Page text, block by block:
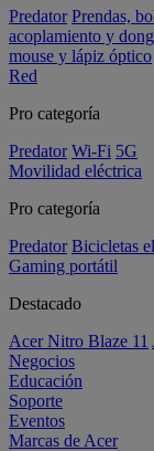
Predator Prendas,
acoplamiento y
mouse y lápiz óptico
Red
Pro categoría
Predator Wi-Fi 5G
Movilidad eléctrica
Pro categoría
Predator Bicicletas
Gaming portátil
Destacado
Acer Nitro Blaze 11
Negocios
Educación
Soporte
Eventos
Marcas de Acer